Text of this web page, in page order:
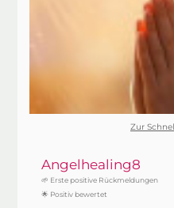
Zur
Angelhealing8
🌱 Erste positive Rückmeldungen
🌟 Positiv bewertet